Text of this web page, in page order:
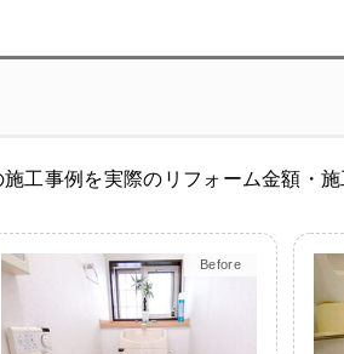
工事例を実際のリフォーム金額・
Before
After